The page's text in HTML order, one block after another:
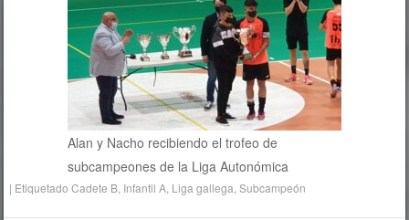
Alan y Nacho recibiendo el trofeo de
subcampeones de la Liga Autonómica
| EtiquetadoCadete B Infantil A Liga gallega ,Subcampeón